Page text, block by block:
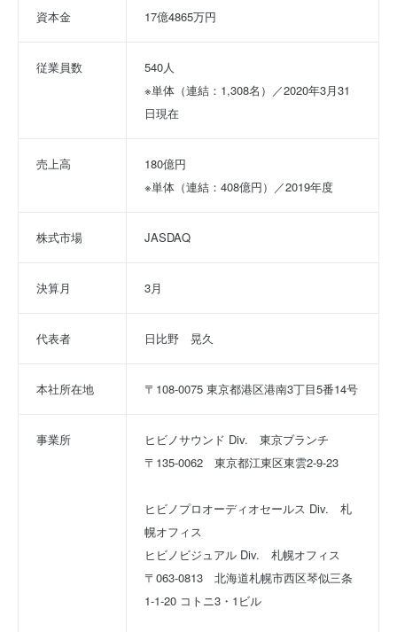
資本金 17億4865万円
従業員数
540人
※単体（連結：1,308名）／2020年3月31
日現在
売上高
180億円
※単体（連結：408億円）／2019年度
株式市場 JASDAQ
決算月 3月
代表者 日比野　晃久
本社所在地 〒108-0075 東京都港区港南3丁目5番14号
事業所
ヒビノサウンド Div. 東京ブランチ
〒135-0062 東京都江東区東雲2-9-23
ヒビノプロオーディオセールス Div. 札
幌オフィス
ヒビノビジュアル Div. 札幌オフィス
〒063-0813 北海道札幌市西区琴似三条
1-1-20 コトニ3・1ビル